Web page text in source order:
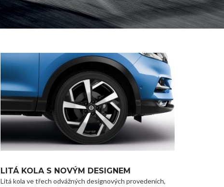
LITÁ KOLA S NOVÝM DESIGNEM
Litá kola ve třech odvážných designových provedeních,